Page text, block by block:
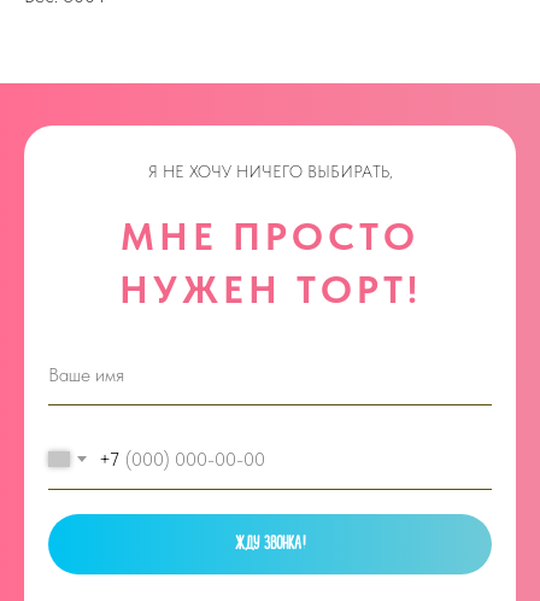
Я НЕ ХОЧУ НИЧЕГО ВЫБИРАТЬ,
МНЕ ПРОСТО
НУЖЕН ТОРТ!
+7
ЖДУ ЗВОНКА!